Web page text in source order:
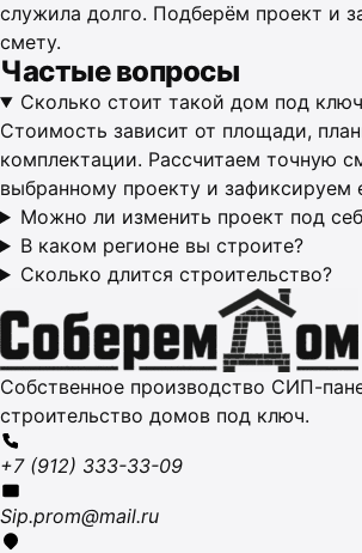
служила долго. Подберём проект и
смету.
Частые вопросы
Сколько стоит такой дом под
Стоимость зависит от площади,
комплектации. Рассчитаем точную
выбранному проекту и зафиксируем
Можно ли изменить проект под
В каком регионе вы строите?
Сколько длится строительство?
Собственное производство СИП-
строительство домов под ключ.
+7 (912) 333-33-09
Sip.prom@mail.ru